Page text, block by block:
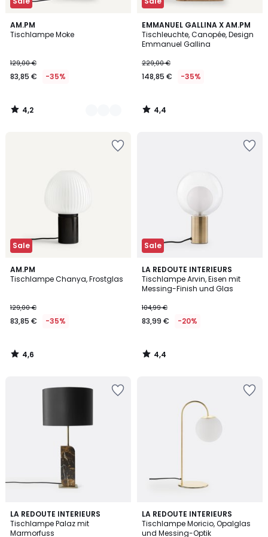
AM.PM
Tischlampe Moke
129,00 €
83,85 € -35%
4,2
/ 5
2
Farben
4,2
/
EMMANUEL GALLINA X AM.PM
Tischleuchte, Canopée, Design
Emmanuel Gallina
229,00 €
148,85 € -35%
4,4
/ 5
4,4
/
Sale
AM.PM
Tischlampe Chanya, Frostglas
129,00 €
83,85 € -35%
4,6
/ 5
4,6
/
Sale
LA REDOUTE INTERIEURS
Tischlampe Arvin, Eisen mit
Messing-Finish und Glas
104,99 €
83,99 € -20%
4,4
/ 5
4,4
/
LA REDOUTE INTERIEURS
Tischlampe Palaz mit
Marmorfuss
4,3
/ 5
LA REDOUTE INTERIEURS
Tischlampe Moricio, Opalglas
und Messing-Optik
4,5
/ 5